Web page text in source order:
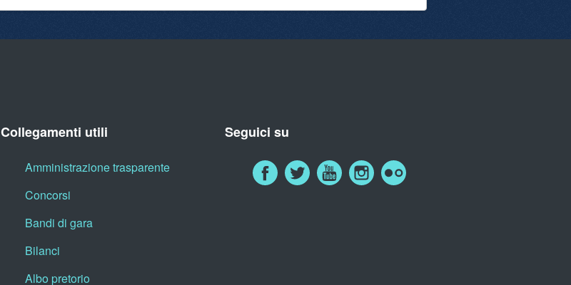
Collegamenti utili
Amministrazione trasparente
Concorsi
Bandi di gara
Bilanci
Albo pretorio
Seguici su